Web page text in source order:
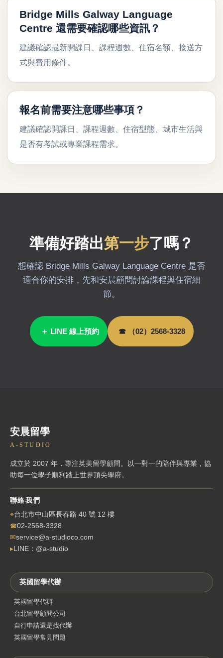
Bridge Mills Galway Language
Centre 還需要確認哪些資訊？
建議確認最新開課日、課程週數、住宿名額、接送方
式與費用條件。
報名前需要注意哪些事項？
建議確認開課日、課程週數、住宿型態、城市生活與
是否有考試或專業課程需求。
準備好踏出第一步了嗎？
想確認 Bridge Mills Galway Language Centre 是否
適合你的安排，先和安晨顧問討論課程與住宿細
節。
＋ LINE 線上預約 ☎ （02）2568-3328
安晨留學
A-STUDIO
成立於 2007 年，專注英美留學顧問。以一對一的陪伴與專業，協
助每一位學子順利踏上世界頂尖學府。
聯絡我們
⌖台北市中山區長春路 40 號 12 樓
☎02-2568-3328
✉service@a-studioco.com
▸LINE：@a-studio
英國留學代辦
英國留學代辦
台北留學顧問公司
自行申請還是找代辦
英國留學常見問題